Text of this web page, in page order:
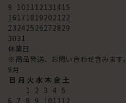
9 101112131415
16171819202122
23242526272829
3031
休業日
※商品発送、お問い合わせ含みます。
9月
日 月 火 水 木 金 土
1 2 3 4 5
6 7 8 9 101112